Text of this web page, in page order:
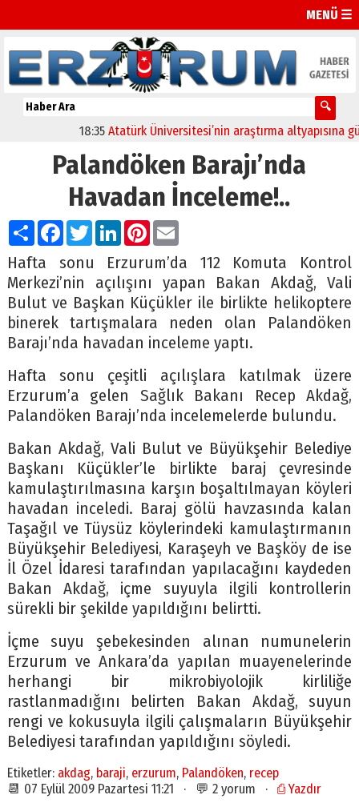
MENÜ ☰
18:35 Atatürk Üniversitesi’nin araştırma altyapısına güçlü
Palandöken Barajı’nda
Havadan İnceleme!..
PaylaşFacebook
TwitterLinkedIn
Pinterest
Email
Hafta sonu Erzurum’da 112 Komuta Kontrol
Merkezi’nin açılışını yapan Bakan Akdağ, Vali
Bulut ve Başkan Küçükler ile birlikte helikoptere
binerek tartışmalara neden olan Palandöken
Barajı’nda havadan inceleme yaptı.
Hafta sonu çeşitli açılışlara katılmak üzere
Erzurum’a gelen Sağlık Bakanı Recep Akdağ,
Palandöken Barajı’nda incelemelerde bulundu.
Bakan Akdağ, Vali Bulut ve Büyükşehir Belediye
Başkanı Küçükler’le birlikte baraj çevresinde
kamulaştırılmasına karşın boşaltılmayan köyleri
havadan inceledi. Baraj gölü havzasında kalan
Taşağıl ve Tüysüz köylerindeki kamulaştırmanın
Büyükşehir Belediyesi, Karaşeyh ve Başköy de ise
İl Özel İdaresi tarafından yapılacağını kaydeden
Bakan Akdağ, içme suyuyla ilgili kontrollerin
sürekli bir şekilde yapıldığını belirtti.
İçme suyu şebekesinden alınan numunelerin
Erzurum ve Ankara’da yapılan muayenelerinde
herhangi bir mikrobiyolojik kirliliğe
rastlanmadığını belirten Bakan Akdağ, suyun
rengi ve kokusuyla ilgili çalışmaların Büyükşehir
Belediyesi tarafından yapıldığını söyledi.
Etiketler: akdag, baraji, erzurum, Palandöken, recep
📆 07 Eylül 2009 Pazartesi 11:21 · 💬 2 yorum · ⎙ Yazdır